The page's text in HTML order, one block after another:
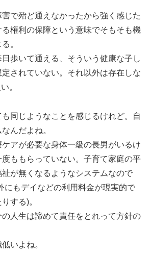
で殆ど通えなかったから強く感じた
権利の保障という意味でそもそも機
。
歩いて通える、そういう健康な子し
されていない。それ以外は存在しな
。
同じようなことを感じるけれど。自
んだよね。
アが必要な身体一級の長男がいるけ
ももらっていない。子育て家庭の平
が無くなるようなシステムなので
にもデイなどの利用料金が現実的で
する)。
の人生は諦めて責任をとれって方針の
いよね。